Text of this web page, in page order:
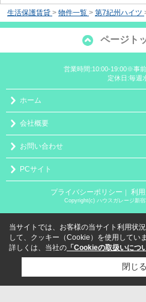
生活保護賃貸 > 物件一覧 > 第7紀州ハイツ
ページト
営業時間:10:00-19:00※事
定休日:毎週
ホーム
会社概要
お問い合わせ
PCサイト
プライバシーポリシー ｜ 利
Copyright(c) ハウスガレージ新
当サイトでは、お客様の当サイト利用状
して、クッキー（Cookie）を使用していま
詳しくは、当社の 「Cookieの取扱いにつ
閉じる